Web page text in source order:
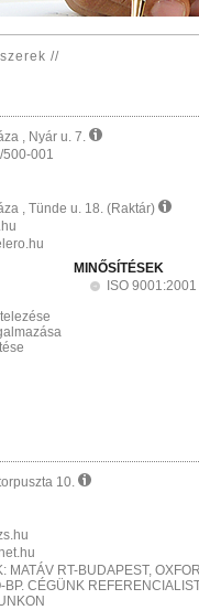
//
, Nyár u. 7.
500-001
, Tünde u. 18. (Raktár)
MINŐSÍTÉSEK
ISO 9001:2001
10.
MATÁV RT-BUDAPEST,
BP. CÉGÜNK